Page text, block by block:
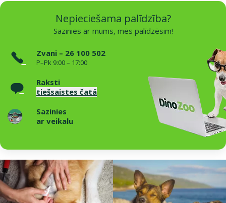
Nepieciešama palīdzība?
Sazinies ar mums, mēs palīdzēsim!
Zvani – 26 100 502
P–Pk 9:00 – 17:00
Raksti
tiešsaistes čatā
Sazinies
ar veikalu